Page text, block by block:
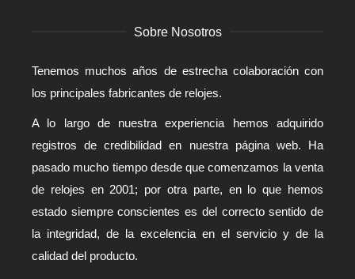
Sobre Nosotros
Tenemos muchos años de estrecha colaboración con
los principales fabricantes de relojes.
A lo largo de nuestra experiencia hemos adquirido
registros de credibilidad en nuestra página web. Ha
pasado mucho tiempo desde que comenzamos la venta
de relojes en 2001; por otra parte, en lo que hemos
estado siempre conscientes es del correcto sentido de
la integridad, de la excelencia en el servicio y de la
calidad del producto.